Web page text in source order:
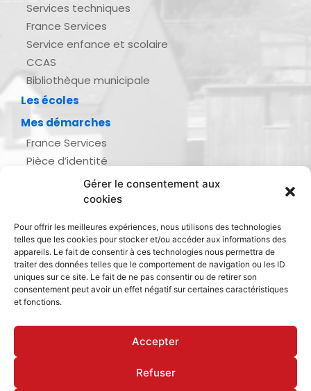
Gérer le consentement aux
cookies
Pour offrir les meilleures expériences, nous utilisons des technologies
telles que les cookies pour stocker et/ou accéder aux informations des
appareils. Le fait de consentir à ces technologies nous permettra de
traiter des données telles que le comportement de navigation ou les ID
uniques sur ce site. Le fait de ne pas consentir ou de retirer son
consentement peut avoir un effet négatif sur certaines caractéristiques
et fonctions.
Accepter
Refuser
Services techniques
France Services
Service enfance et scolaire
CCAS
Bibliothèque municipale
Les écoles
Mes démarches
France Services
Pièce d’identité
Demande d’actes d’état civil
Inscription listes électorales
Recensement militaire
Le journal de ma ville
Gestion des déchets
Mentions légales & politique de confidentialité